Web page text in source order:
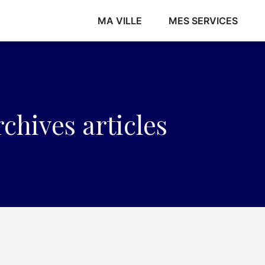
MA VILLE MES SERVICES
articles